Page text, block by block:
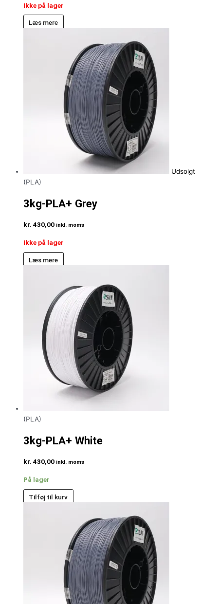
Ikke på lager
Læs mere
Udsolgt
(PLA)
3kg-PLA+ Grey
kr. 430,00 inkl. moms
Ikke på lager
Læs mere
(PLA)
3kg-PLA+ White
kr. 430,00 inkl. moms
På lager
Tilføj til kurv